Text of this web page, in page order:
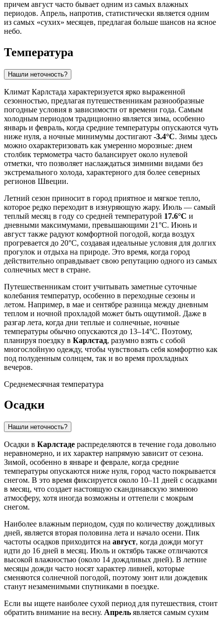
причем август часто бывает одним из самых влажных
периодов. Апрель, напротив, статистически является одним
из самых «сухих» месяцев, предлагая больше шансов на ясное
небо.
Температура
Нашли неточность?
Климат Карлстада характеризуется ярко выраженной
сезонностью, предлагая путешественникам разнообразные
погодные условия в зависимости от времени года. Самым
холодным периодом традиционно является зима, особенно
январь и февраль, когда средние температуры опускаются чуть
ниже нуля, а ночные минимумы достигают -3.4°C. Зимы здесь
можно охарактеризовать как умеренно морозные: днем
столбик термометра часто балансирует около нулевой
отметки, что позволяет наслаждаться зимними видами без
экстремального холода, характерного для более северных
регионов Швеции.
Летний сезон приносит в город приятное и мягкое тепло,
которое редко переходит в изнуряющую жару. Июль — самый
теплый месяц в году со средней температурой 17.6°C и
дневными максимумами, превышающими 21°C. Июнь и
август также радуют комфортной погодой, когда воздух
прогревается до 20°C, создавая идеальные условия для долгих
прогулок и отдыха на природе. Это время, когда город
действительно оправдывает свою репутацию одного из самых
солнечных мест в стране.
Путешественникам стоит учитывать заметные суточные
колебания температур, особенно в переходные сезоны и
летом. Например, в мае и сентябре разница между дневным
теплом и ночной прохладой может быть ощутимой. Даже в
разгар лета, когда дни теплые и солнечные, ночные
температуры обычно опускаются до 13–14°C. Поэтому,
планируя поездку в Карлстад, разумно взять с собой
многослойную одежду, чтобы чувствовать себя комфортно как
под полуденным солнцем, так и во время прохладных
вечеров.
Среднемесячная температура
Осадки
Нашли неточность?
Осадки в Карлстаде распределяются в течение года довольно
неравномерно, и их характер напрямую зависит от сезона.
Зимой, особенно в январе и феврале, когда средние
температуры опускаются ниже нуля, город часто покрывается
снегом. В это время фиксируется около 10–11 дней с осадками
в месяц, что создает настоящую скандинавскую зимнюю
атмосферу, хотя иногда возможны и оттепели с мокрым
снегом.
Наиболее влажным периодом, судя по количеству дождливых
дней, является вторая половина лета и начало осени. Пик
частоты осадков приходится на август, когда дожди могут
идти до 16 дней в месяц. Июль и октябрь также отличаются
высокой влажностью (около 14 дождливых дней). В летние
месяцы дожди часто носят характер ливней, которые
сменяются солнечной погодой, поэтому зонт или дождевик
станут незаменимыми спутниками в поездке.
Если вы ищете наиболее сухой период для путешествия, стоит
обратить внимание на весну. Апрель является самым сухим